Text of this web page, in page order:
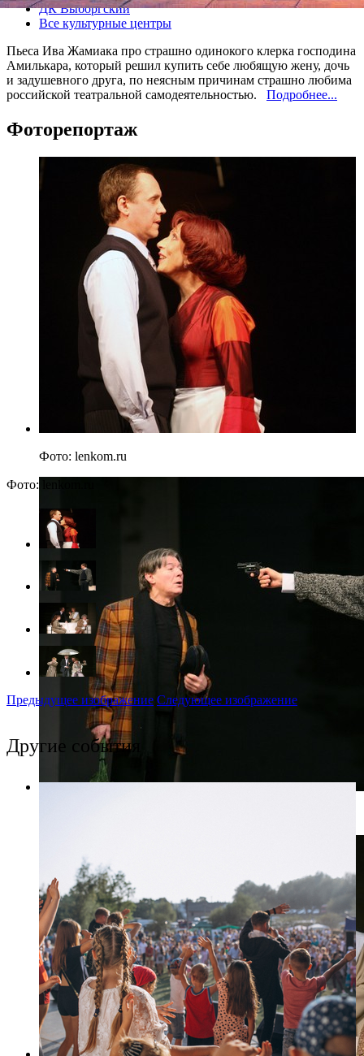
ДК Выборгский
Все культурные центры
Пьеса Ива Жамиака про страшно одинокого клерка господина
Амилькара, который решил купить себе любящую жену, дочь
и задушевного друга, по неясным причинам страшно любима
российской театральной самодеятельностью. Подробнее...
Фоторепортаж
Фото: lenkom.ru
Фото: lenkom.ru
Предыдущее изображение Следующее изображение
Другие события